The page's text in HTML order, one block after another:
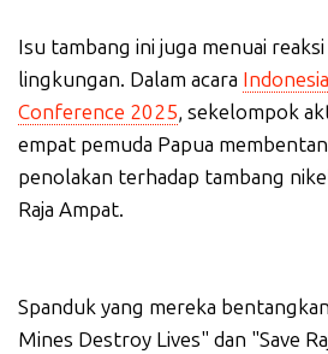
Isu tambang ini juga menuai
lingkungan. Dalam acara
Conference 2025, sekelompok
empat pemuda Papua
penolakan terhadap tambang
Raja Ampat.
Spanduk yang mereka
Mines Destroy Lives" dan "Save